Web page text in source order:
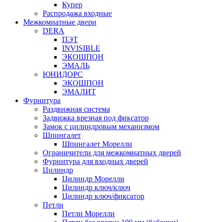
Купер
Распродажа входные
Межкомнатные двери
DERA
ПЭТ
INVISIBLE
ЭКОШПОН
ЭМАЛЬ
ЮНИДОРС
ЭКОШПОН
ЭМАЛИТ
Фурнитура
Раздвижная система
Задвижка врезная под фиксатор
Замок с цилиндровым механизмом
Шпингалет
Шпингалет Морелли
Ограничители для межкомнатных дверей
Фурнитура для входных дверей
Цилиндр
Цилиндр Морелли
Цилиндр ключ/ключ
Цилиндр ключ/фиксатор
Петли
Петли Морелли